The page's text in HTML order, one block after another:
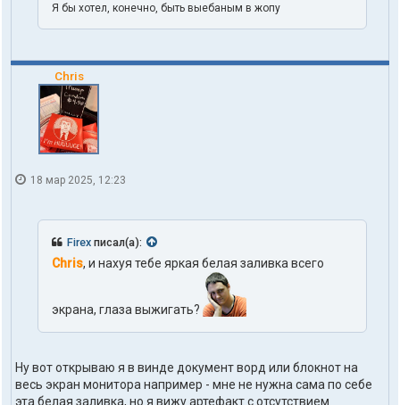
Я бы хотел, конечно, быть выебаным в жопу
Chris
18 мар 2025, 12:23
Firex писал(а):
Chris, и нахуя тебе яркая белая заливка всего
экрана, глаза выжигать?
Ну вот открываю я в винде документ ворд или блокнот на
весь экран монитора например - мне не нужна сама по себе
эта белая заливка, но я вижу артефакт с отсутствием